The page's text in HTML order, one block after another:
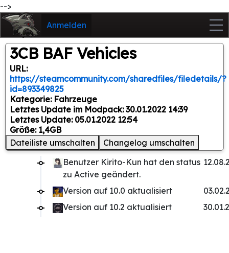
-->
Anmelden
3CB BAF Vehicles
URL:
https://steamcommunity.com/sharedfiles/filedetails/?
id=893349825
Kategorie: Fahrzeuge
Letztes Update im Modpack: 30.01.2022 14:39
Letztes Update: 05.01.2022 12:54
Größe: 1,4GB
Dateiliste umschalten
Changelog umschalten
Benutzer Kirito-Kun hat den status
zu Active geändert.
Version auf 10.0 aktualisiert
Version auf 10.2 aktualisiert